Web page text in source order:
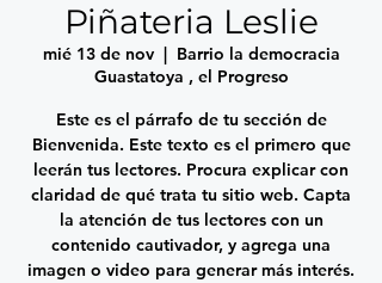
Piñateria Leslie
mié 13 de nov
  |
Barrio la democracia
Guastatoya , el Progreso
Este es el párrafo de tu sección de
Bienvenida. Este texto es el primero que
leerán tus lectores. Procura explicar con
claridad de qué trata tu sitio web. Capta
la atención de tus lectores con un
contenido cautivador, y agrega una
imagen o video para generar más interés.